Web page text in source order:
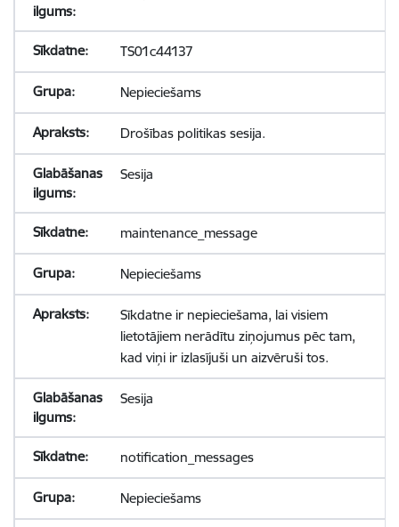
TS01c44137
Nepieciešams
Drošības politikas sesija.
Sesija
maintenance_message
Nepieciešams
Sīkdatne ir nepieciešama, lai visiem
lietotājiem nerādītu ziņojumus pēc tam,
kad viņi ir izlasījuši un aizvēruši tos.
Sesija
notification_messages
Nepieciešams